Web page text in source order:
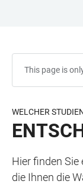
This page is
WELCHER
Hier finden Sie
die Ihnen die